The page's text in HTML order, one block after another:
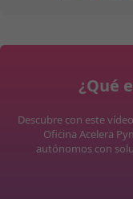
¿Qué
Descubre con este
Oficina Acelera
autónomos con